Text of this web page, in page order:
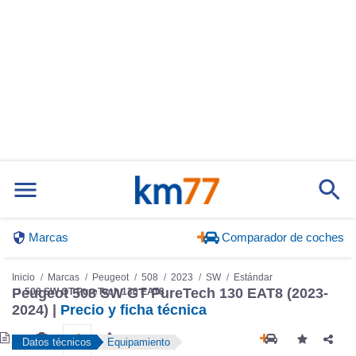
Marcas Comparador de coches
Inicio Marcas Peugeot 508 2023 SW
Estándar
508 SW GT PureTech 130 EAT8
Peugeot 508 SW GT PureTech 130 EAT8 (2023-
2024) | Precio y ficha técnica
Datos técnicos Equipamiento